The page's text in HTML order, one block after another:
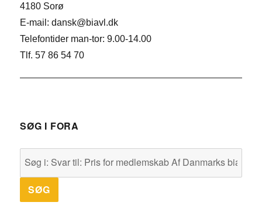
4180 Sorø
E-mail: dansk@biavl.dk
Telefontider man-tor: 9.00-14.00
Tlf. 57 86 54 70
SØG I FORA